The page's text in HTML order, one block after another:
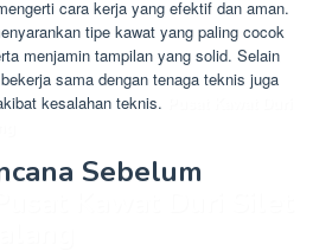
cara kerja yang efektif dan aman.
tipe kawat yang paling cocok
menjamin tampilan yang solid. Selain
sama dengan tenaga teknis juga
kesalahan teknis.
Sebelum